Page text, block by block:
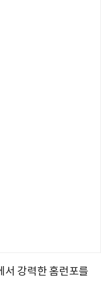
서 강력한 홈런포를